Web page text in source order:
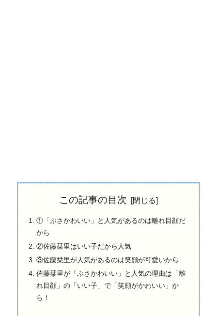
この記事の目次
①「ぶさかわいい」と人気があるのは離れ目顔だ
から
②佐藤栞里はいい子だから人気
③佐藤栞里が人気があるのは笑顔が可愛いから
佐藤栞里が「ぶさかわいい」と人気の理由は「離
れ目顔」の「いい子」で「笑顔がかわいい」か
ら！